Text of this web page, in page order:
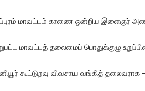
மாவட்டம் காணை ஒன்றிய இளைஞர்
மாவட்டத் தலைமைப் பொதுக்குழு
கூட்டுறவு விவசாய வங்கித் தலைவராக